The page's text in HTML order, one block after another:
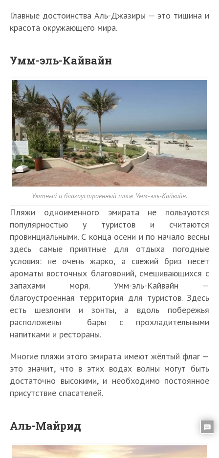
Главные достоинства Аль-Джазиры — это тишина и
красота окружающего мира.
Умм-эль-Кайвайн
Уютный и благоустроенный пляж Умм-эль-Кайвайн.
Пляжи одноименного эмирата не пользуются
популярностью у туристов и считаются
провинциальными. С конца осени и по начало весны
здесь самые приятные для отдыха погодные
условия: не очень жарко, а свежий бриз несет
ароматы восточных благовоний, смешивающихся с
запахами моря. Умм-эль-Кайвайн —
благоустроенная территория для туристов. Здесь
есть шезлонги и зонты, а вдоль побережья
расположены бары с прохладительными
напитками и рестораны.
Многие пляжи этого эмирата имеют жёлтый флаг —
это значит, что в этих водах волны могут быть
достаточно высокими, и необходимо постоянное
присутствие спасателей.
Аль-Майрид